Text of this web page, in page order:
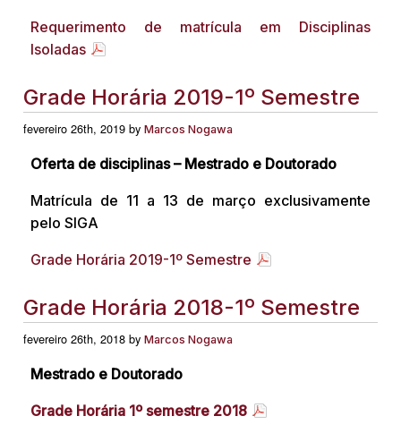
Requerimento de matrícula em Disciplinas
Isoladas
Grade Horária 2019-1º Semestre
fevereiro 26th, 2019 by Marcos Nogawa
Oferta de disciplinas – Mestrado e Doutorado
Matrícula de 11 a 13 de março exclusivamente
pelo SIGA
Grade Horária 2019-1º Semestre
Grade Horária 2018-1º Semestre
fevereiro 26th, 2018 by Marcos Nogawa
Mestrado e Doutorado
Grade Horária 1º semestre 2018